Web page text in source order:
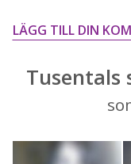
LÄGG TILL DIN
Tusentals